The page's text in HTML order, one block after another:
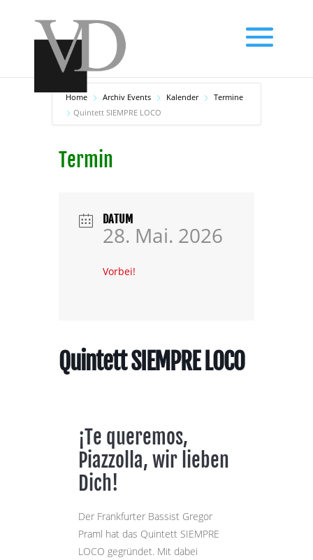
Home Archiv Events Kalender
Termine
Quintett SIEMPRE LOCO
Termin
DATUM
28. Mai. 2026
Vorbei!
Quintett SIEMPRE LOCO
¡Te queremos,
Piazzolla, wir lieben
Dich!
Der Frankfurter Bassist Gregor
Praml hat das Quintett SIEMPRE
LOCO gegründet. Mit dabei